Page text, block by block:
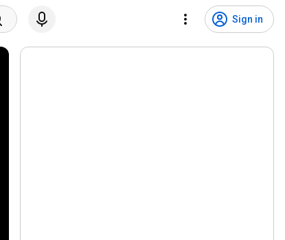
Sign in